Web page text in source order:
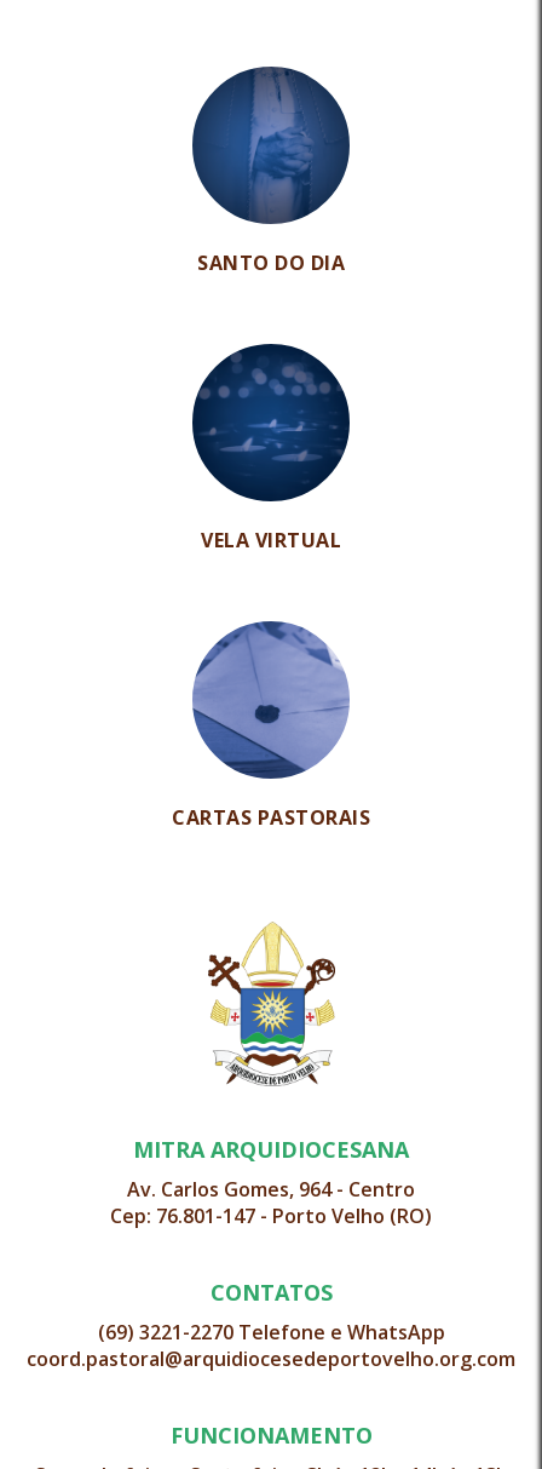
SANTO DO DIA
VELA VIRTUAL
CARTAS PASTORAIS
MITRA ARQUIDIOCESANA
Av. Carlos Gomes, 964 - Centro
Cep: 76.801-147 - Porto Velho (RO)
CONTATOS
(69) 3221-2270 Telefone e WhatsApp
coord.pastoral@arquidiocesedeportovelho.org.com
FUNCIONAMENTO